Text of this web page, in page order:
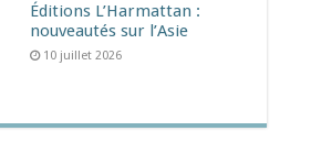
Éditions L’Harmattan :
nouveautés sur l’Asie
10 juillet 2026